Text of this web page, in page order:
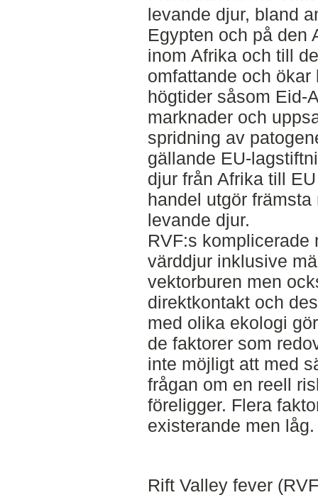
levande djur, bland
Egypten och på den
inom Afrika och till
omfattande och
högtider såsom Eid-
marknader och
spridning av
gällande EU-
djur från Afrika till
handel utgör
levande djur.
RVF:s komplicerade
värddjur inklusive
vektorburen men
direktkontakt och
med olika ekologi
de faktorer som
inte möjligt att med
frågan om en reell
föreligger. Flera
existerande men låg.
Rift Valley fever